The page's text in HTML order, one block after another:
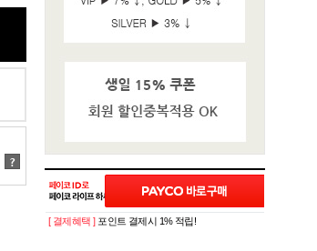
?
[ 결제혜택 ] 포인트 결제시 1% 적립!